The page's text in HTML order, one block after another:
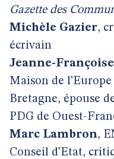
Gazette des
Michèle Gazier,
écrivain
Jeanne-
Maison de
Bretagne, épouse
PDG de Ouest-
Marc Lambron,
Conseil d’Etat,